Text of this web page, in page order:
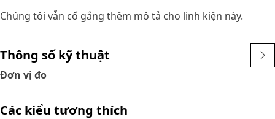
Chúng tôi vẫn cố gắng thêm mô tả cho linh kiện này.
Thông số kỹ thuật
Đơn vị đo
Các kiểu tương thích